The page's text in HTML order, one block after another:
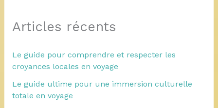
Articles récents
Le guide pour comprendre et respecter les
croyances locales en voyage
Le guide ultime pour une immersion culturelle
totale en voyage